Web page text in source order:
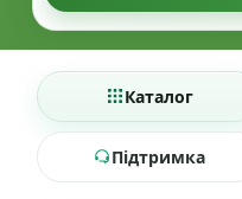
Каталог
Підтримка